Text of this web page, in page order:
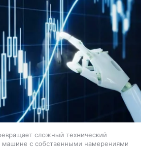
сложный технический
машине с собственными намерениями